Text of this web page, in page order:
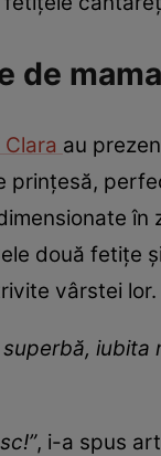
de
Clara au
prințesă,
două fetițe
vârstei lor.
iubita
, i-a spus